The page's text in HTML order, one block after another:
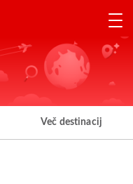
Več destinacij